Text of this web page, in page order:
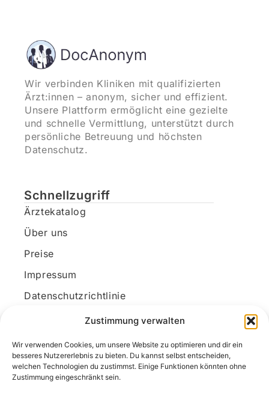
Zustimmung verwalten
Wir verwenden Cookies, um unsere Website zu optimieren und dir ein
besseres Nutzererlebnis zu bieten. Du kannst selbst entscheiden,
welchen Technologien du zustimmst. Einige Funktionen könnten ohne
Zustimmung eingeschränkt sein.
Wir verbinden Kliniken mit qualifizierten
Ärzt:innen – anonym, sicher und effizient.
Unsere Plattform ermöglicht eine gezielte
und schnelle Vermittlung, unterstützt durch
persönliche Betreuung und höchsten
Datenschutz.
Schnellzugriff
Ärztekatalog
Über uns
Preise
Impressum
Datenschutzrichtlinie
Kundenkonto
Unsere Kontaktdaten
E-Mail: kontakt@docanonym.com